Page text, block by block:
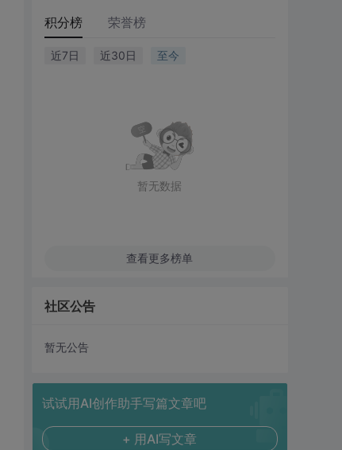
积分榜 荣誉榜
近7日 近30日 至今
暂无数据
查看更多榜单
社区公告
暂无公告
试试用AI创作助手写篇文章吧
+ 用AI写文章